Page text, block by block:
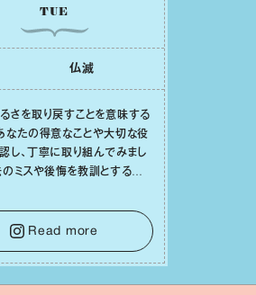
TUE
仏滅
さを取り戻すことを意味する
なたの得意なことや⼤切な役
し、丁寧に取り組んでみまし
のミスや後悔を教訓とするこ
に受け⼊れること。そのしな
が信頼を回復させ、⼈間関係
れる良好なものへと変えてい
。
Read more